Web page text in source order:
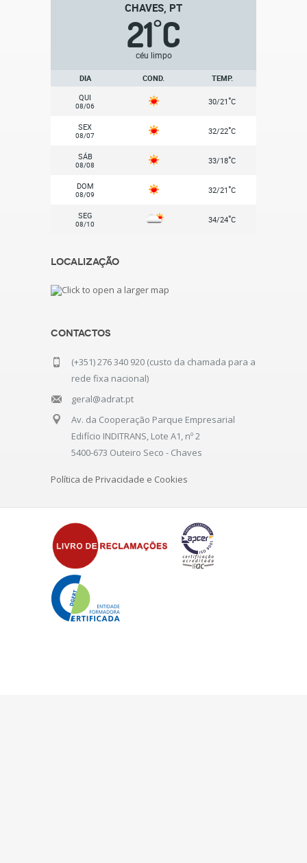
CHAVES, PT
21°C
céu limpo
DIA COND.
TEMP.
QUI
08/06 30/21°C
SEX
08/07 32/22°C
SÁB
08/08 33/18°C
DOM
08/09 32/21°C
SEG
08/10 34/24°C
Localização
Contactos
(+351) 276 340 920 (custo da chamada para a
rede fixa nacional)
geral@adrat.pt
Av. da Cooperação Parque Empresarial
Edifício INDITRANS, Lote A1, nº 2
5400-673 Outeiro Seco - Chaves
Política de Privacidade e Cookies